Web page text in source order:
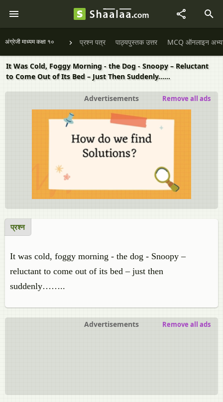
अंग्रेजी माध्यम कक्षा १० प्रश्न पत्र पाठ्यपुस्तक उत्तर MCQ ऑनलाइन
It Was Cold, Foggy Morning - the Dog - Snoopy – Reluctant
to Come Out of Its Bed – Just Then Suddenly……
Advertisements Remove all ads
प्रश्न
It was cold, foggy morning - the dog - Snoopy –
reluctant to come out of its bed – just then
suddenly……..
Advertisements Remove all ads